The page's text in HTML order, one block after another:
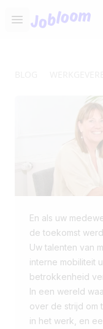
Open main menu
Jobloom
En als uw
de toekomst
Uw talenten van
interne mobiliteit
betrokkenheid
In een wereld
over de strijd om
in het werk, en